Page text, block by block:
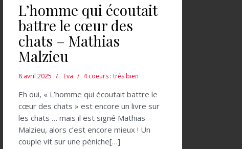
L’homme qui écoutait
battre le cœur des
chats – Mathias
Malzieu
8 avril 2025 Eva 4 coeurs : très bien
Eh oui, « L’homme qui écoutait battre le
cœur des chats » est encore un livre sur
les chats … mais il est signé Mathias
Malzieu, alors c’est encore mieux ! Un
couple vit sur une péniche[…]